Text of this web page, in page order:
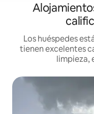
Los huéspedes
tienen excelentes
limpieza,